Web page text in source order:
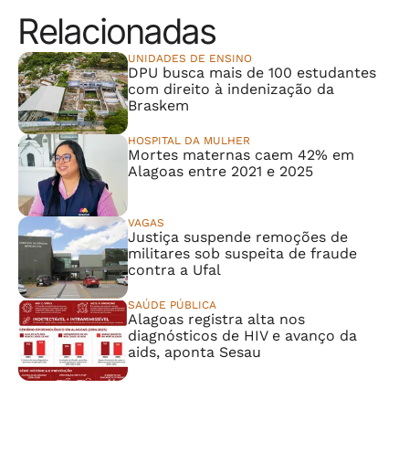
Relacionadas
UNIDADES DE ENSINO
DPU busca mais de 100 estudantes
com direito à indenização da
Braskem
HOSPITAL DA MULHER
Mortes maternas caem 42% em
Alagoas entre 2021 e 2025
VAGAS
Justiça suspende remoções de
militares sob suspeita de fraude
contra a Ufal
SAÚDE PÚBLICA
Alagoas registra alta nos
diagnósticos de HIV e avanço da
aids, aponta Sesau